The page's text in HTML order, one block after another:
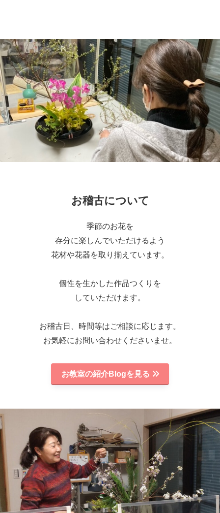
お稽古について
季節のお花を
存分に楽しんでいただけるよう
花材や花器を取り揃えています。
個性を生かした作品つくりを
していただけます。
お稽古日、時間等はご相談に応じます。
お気軽にお問い合わせくださいませ。
お教室の紹介Blogを見る